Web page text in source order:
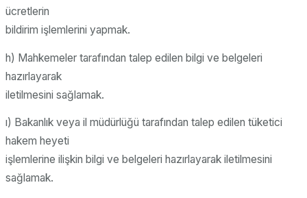
ücretlerin
bildirim işlemlerini yapmak.
h) Mahkemeler tarafından talep edilen bilgi ve belgeleri
hazırlayarak
iletilmesini sağlamak.
ı) Bakanlık veya il müdürlüğü tarafından talep edilen tüketici
hakem heyeti
işlemlerine ilişkin bilgi ve belgeleri hazırlayarak iletilmesini
sağlamak.